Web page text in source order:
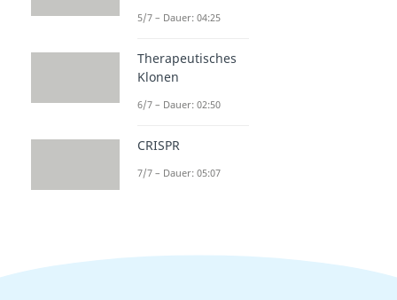
5/7 – Dauer: 04:25
Therapeutisches
Klonen
6/7 – Dauer: 02:50
CRISPR
7/7 – Dauer: 05:07